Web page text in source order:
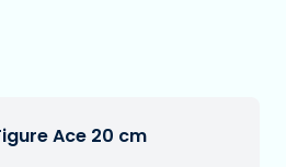
Ace 20 cm